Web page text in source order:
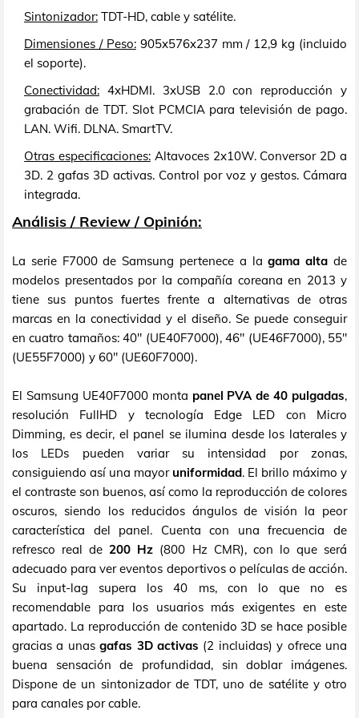
Sintonizador: TDT-HD, cable y satélite.
Dimensiones / Peso:905x576x237 mm / 12,9 kg (incluido
el soporte).
Conectividad: 4xHDMI. 3xUSB 2.0 con reproducción y
grabación de TDT. Slot PCMCIA para televisión de pago.
LAN. Wifi. DLNA. SmartTV.
Otras especificaciones:Altavoces 2x10W. Conversor 2D a
3D. 2 gafas 3D activas. Control por voz y gestos. Cámara
integrada.
Análisis / Review / Opinión:
La serie F7000 de Samsung pertenece a lagama alta de
modelos presentados por la compañía coreana en 2013 y
tiene sus puntos fuertes frente a alternativas de otras
marcas en la conectividad y el diseño. Se puede conseguir
en cuatro tamaños: 40" (UE40F7000), 46" (UE46F7000), 55"
(UE55F7000) y 60" (UE60F7000).
El Samsung UE40F7000 monta panel PVA de 40 pulgadas,
resolución FullHD y tecnología Edge LED con Micro
Dimming, es decir, el panel se ilumina desde los laterales y
los LEDs pueden variar su intensidad por zonas,
consiguiendo así una mayor uniformidad. El brillo máximo y
el contraste son buenos, así como la reproducción de colores
oscuros, siendo los reducidos ángulos de visión la peor
característica del panel. Cuenta con una frecuencia de
refresco real de200 Hz (800 Hz CMR), con lo que será
adecuado para ver eventos deportivos o películas de acción.
Su input-lag supera los 40 ms, con lo que no es
recomendable para los usuarios más exigentes en este
apartado. La reproducción de contenido 3D se hace posible
gracias a unasgafas 3D activas (2 incluidas) y ofrece una
buena sensación de profundidad, sin doblar imágenes.
Dispone de un sintonizador de TDT, uno de satélite y otro
para canales por cable.